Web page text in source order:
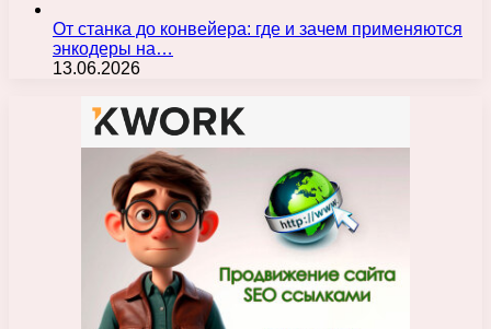
От станка до конвейера: где и зачем применяются
энкодеры на…
13.06.2026